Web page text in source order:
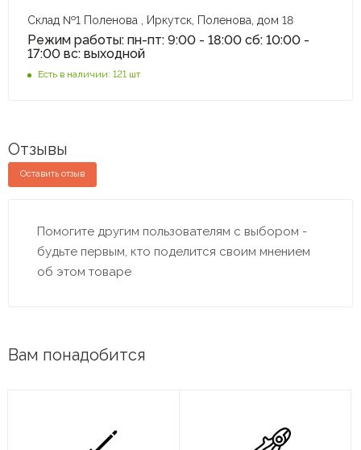
Склад №1 Поленова , Иркутск, Поленова, дом 18
Режим работы: пн-пт: 9:00 - 18:00 сб: 10:00 -
17:00 вс: выходной
Есть в наличии: 121 шт
Отзывы
Оставить отзыв
Помогите другим пользователям с выбором -
будьте первым, кто поделится своим мнением
об этом товаре
Вам понадобится